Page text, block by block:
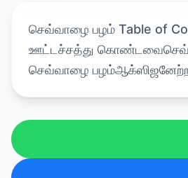
செவ்வாழை பழம் Table of
ஊட்டச்சத்து
செவ்வாழை